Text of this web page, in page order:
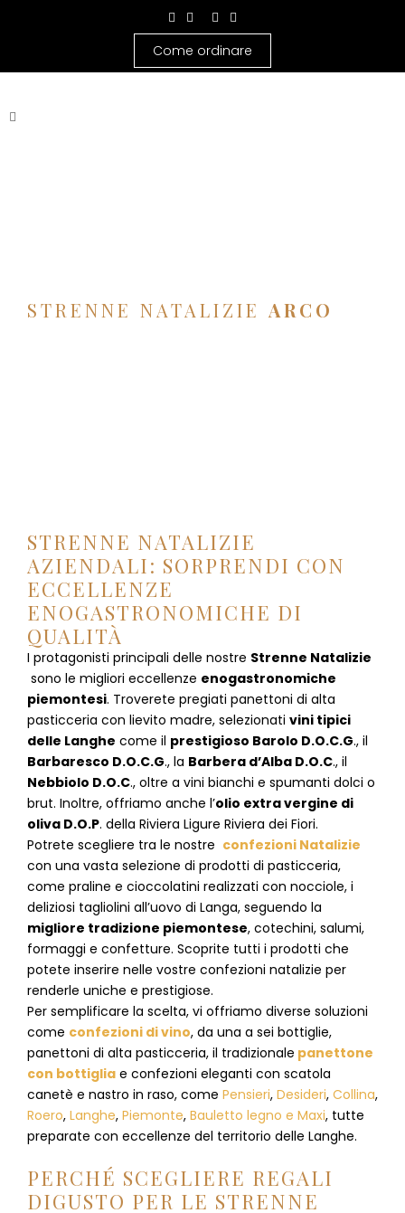
Come ordinare
STRENNE NATALIZIE ARCO
STRENNE NATALIZIE
AZIENDALI: SORPRENDI CON
ECCELLENZE
ENOGASTRONOMICHE DI
QUALITÀ
I protagonisti principali delle nostre Strenne Natalizie
sono le migliori eccellenze enogastronomiche
piemontesi. Troverete pregiati panettoni di alta
pasticceria con lievito madre, selezionati vini tipici
delle Langhe come il prestigioso Barolo D.O.C.G., il
Barbaresco D.O.C.G., la Barbera d’Alba D.O.C., il
Nebbiolo D.O.C., oltre a vini bianchi e spumanti dolci o
brut. Inoltre, offriamo anche l’olio extra vergine di
oliva D.O.P. della Riviera Ligure Riviera dei Fiori.
Potrete scegliere tra le nostre confezioni Natalizie
con una vasta selezione di prodotti di pasticceria,
come praline e cioccolatini realizzati con nocciole, i
deliziosi tagliolini all’uovo di Langa, seguendo la
migliore tradizione piemontese, cotechini, salumi,
formaggi e confetture. Scoprite tutti i prodotti che
potete inserire nelle vostre confezioni natalizie per
renderle uniche e prestigiose.
Per semplificare la scelta, vi offriamo diverse soluzioni
come confezioni di vino, da una a sei bottiglie,
panettoni di alta pasticceria, il tradizionale panettone
con bottiglia e confezioni eleganti con scatola
canetè e nastro in raso, come Pensieri, Desideri, Collina,
Roero, Langhe, Piemonte, Bauletto legno e Maxi, tutte
preparate con eccellenze del territorio delle Langhe.
PERCHÉ SCEGLIERE REGALI
DIGUSTO PER LE STRENNE